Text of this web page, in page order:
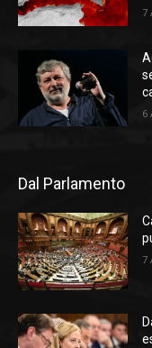
7
6
Dal Parlamento
7